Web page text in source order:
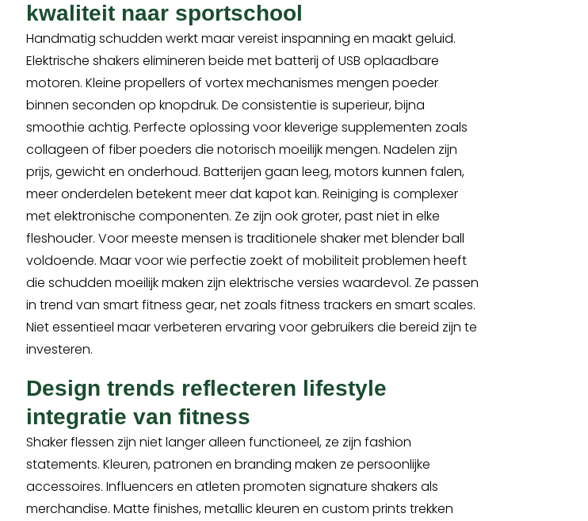
kwaliteit naar sportschool
Handmatig schudden werkt maar vereist inspanning en maakt geluid.
Elektrische shakers elimineren beide met batterij of USB oplaadbare
motoren. Kleine propellers of vortex mechanismes mengen poeder
binnen seconden op knopdruk. De consistentie is superieur, bijna
smoothie achtig. Perfecte oplossing voor kleverige supplementen zoals
collageen of fiber poeders die notorisch moeilijk mengen. Nadelen zijn
prijs, gewicht en onderhoud. Batterijen gaan leeg, motors kunnen falen,
meer onderdelen betekent meer dat kapot kan. Reiniging is complexer
met elektronische componenten. Ze zijn ook groter, past niet in elke
fleshouder. Voor meeste mensen is traditionele shaker met blender ball
voldoende. Maar voor wie perfectie zoekt of mobiliteit problemen heeft
die schudden moeilijk maken zijn elektrische versies waardevol. Ze passen
in trend van smart fitness gear, net zoals fitness trackers en smart scales.
Niet essentieel maar verbeteren ervaring voor gebruikers die bereid zijn te
investeren.
Design trends reflecteren lifestyle
integratie van fitness
Shaker flessen zijn niet langer alleen functioneel, ze zijn fashion
statements. Kleuren, patronen en branding maken ze persoonlijke
accessoires. Influencers en atleten promoten signature shakers als
merchandise. Matte finishes, metallic kleuren en custom prints trekken